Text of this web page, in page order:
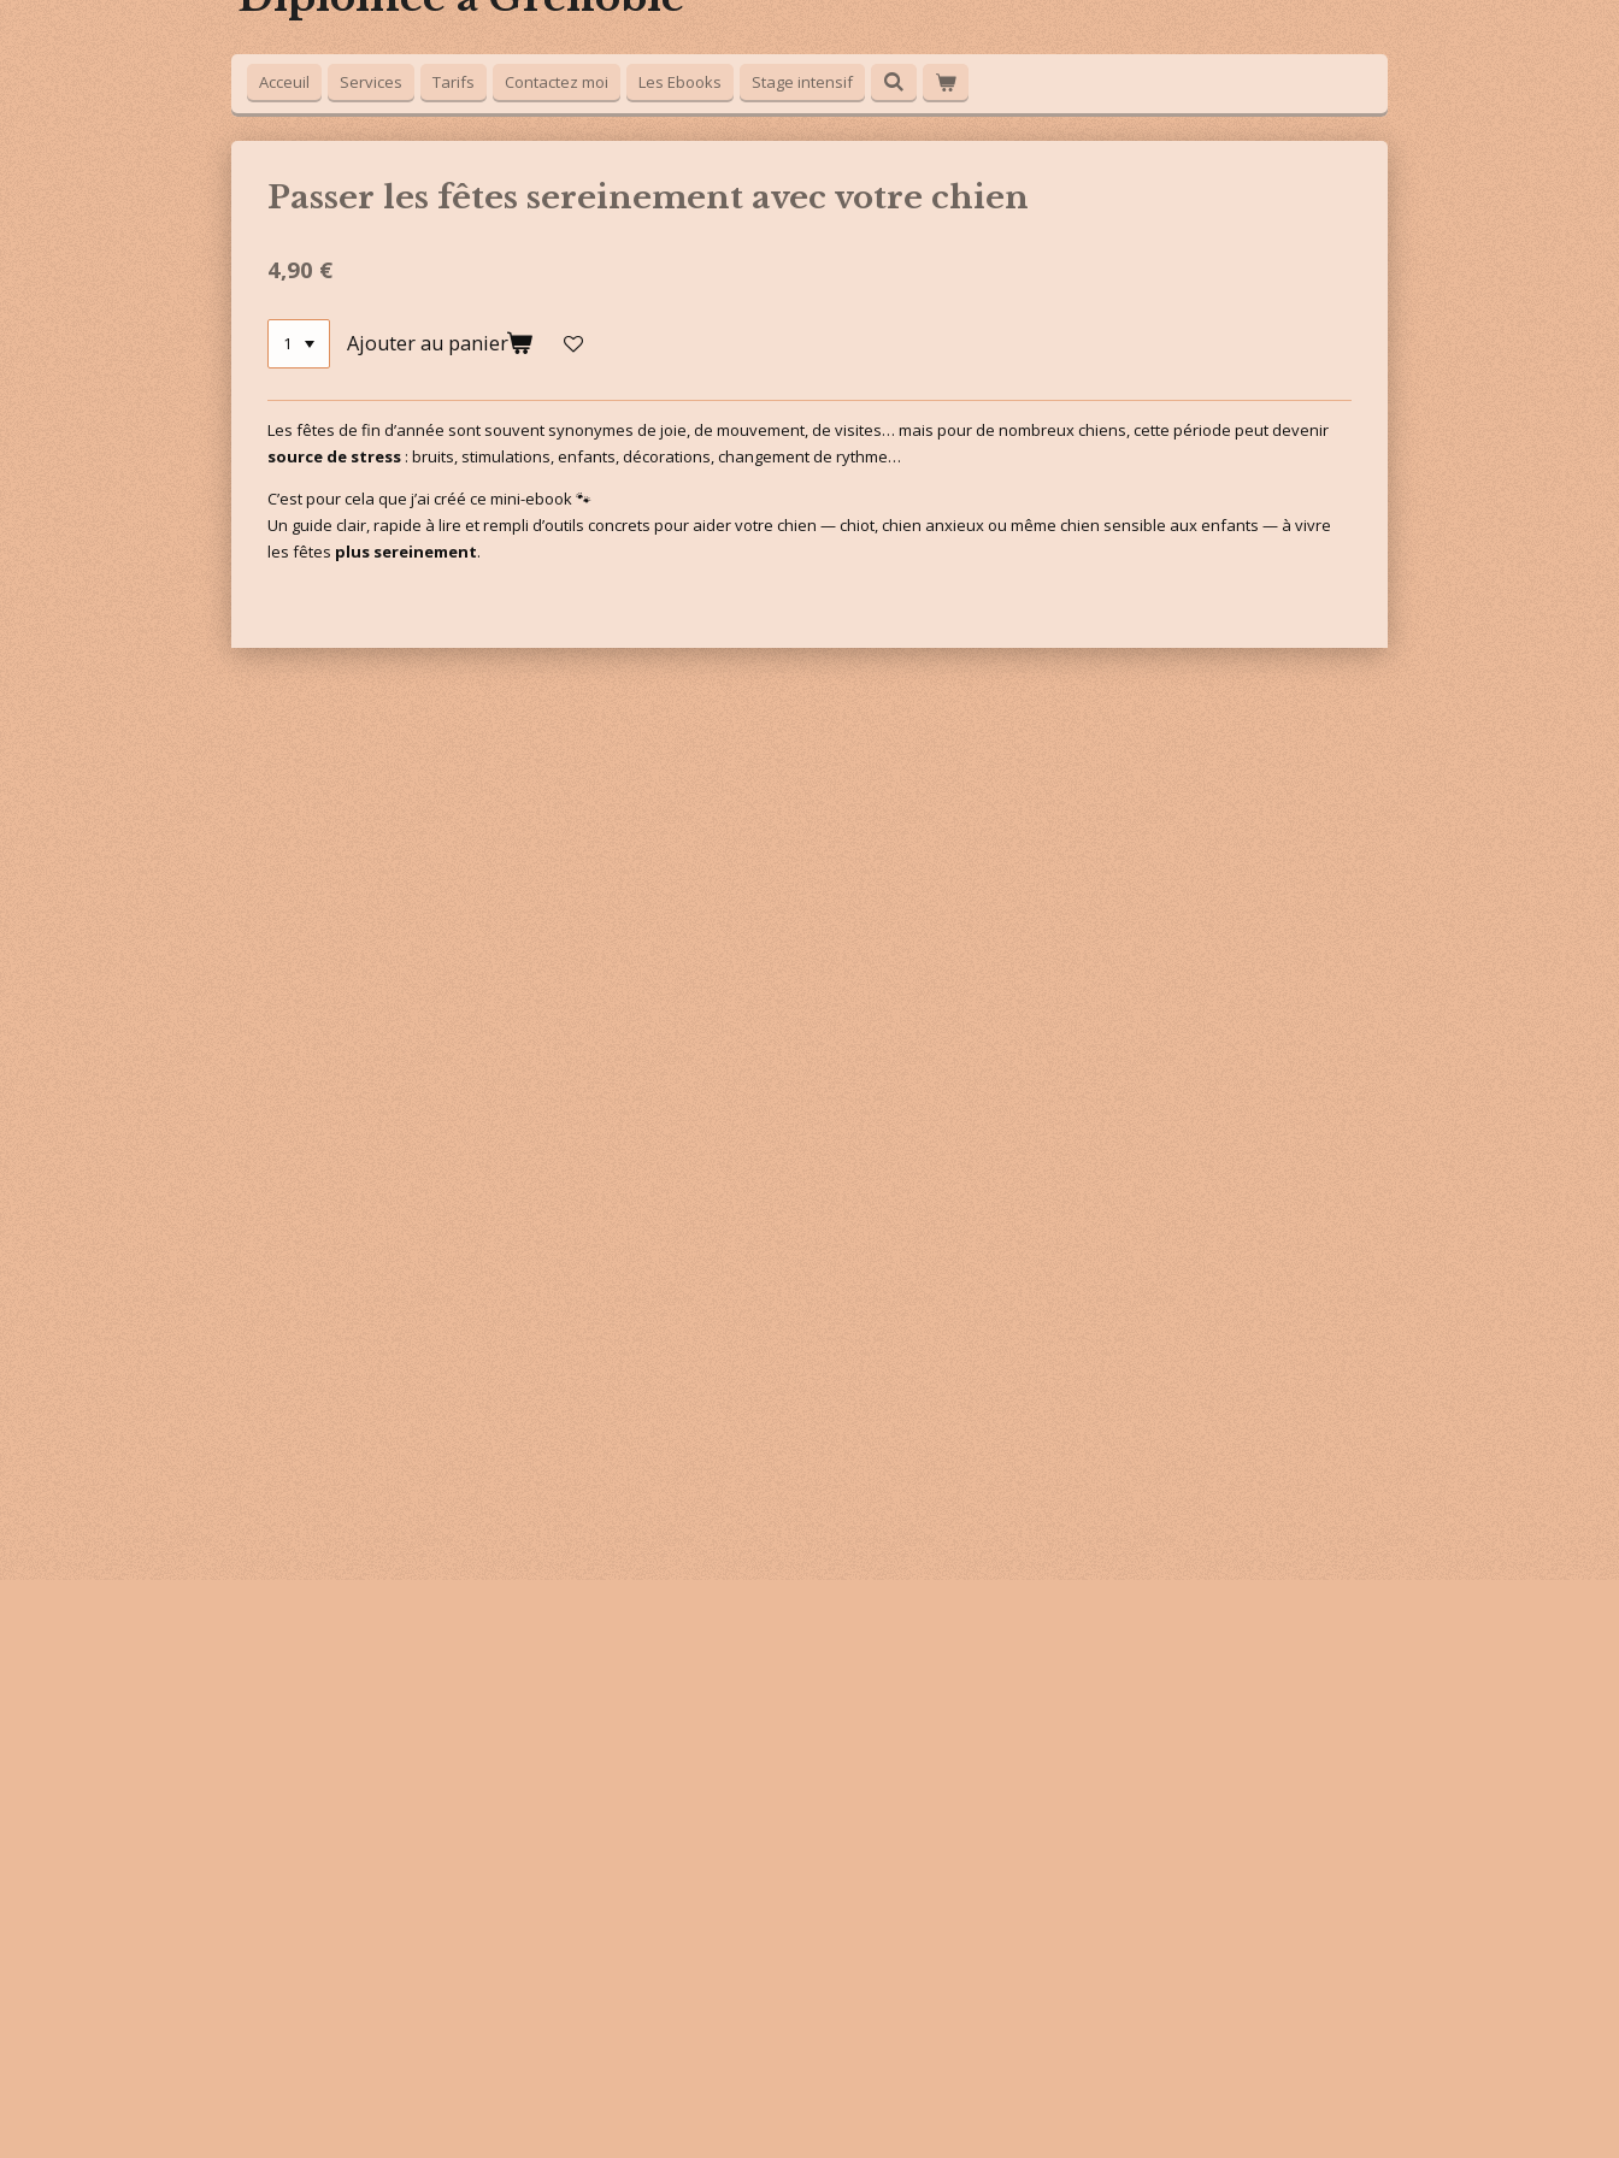
Acceuil Services Tarifs Contactez moi Les Ebooks Stage intensif
Passer les fêtes sereinement avec votre chien
4,90 €
Ajouter au panier
Les fêtes de fin d’année sont souvent synonymes de joie, de mouvement, de visites… mais pour de nombreux chiens, cette période peut devenir
source de stress : bruits, stimulations, enfants, décorations, changement de rythme…
C’est pour cela que j’ai créé ce mini-ebook 🐾
Un guide clair, rapide à lire et rempli d’outils concrets pour aider votre chien — chiot, chien anxieux ou même chien sensible aux enfants — à vivre
les fêtes plus sereinement.